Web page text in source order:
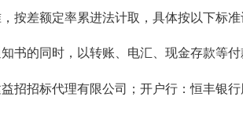
差额定率累进法计取，具体按以下标准
书的同时，以转账、电汇、现金存款等付
招标代理有限公司；开户行：恒丰银行